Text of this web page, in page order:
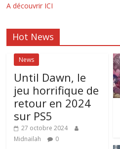
A découvrir ICI
Hot News
News
Until Dawn, le
jeu horrifique de
retour en 2024
sur PS5
27 octobre 2024
Midnailah
0